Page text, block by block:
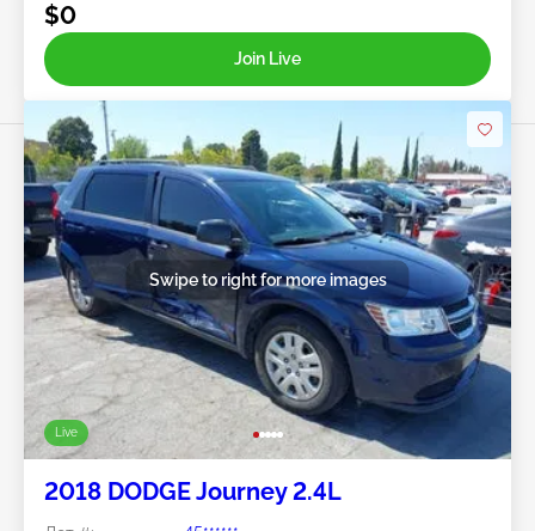
$0
Join Live
Live
Swipe to right for more images
2018 DODGE Journey 2.4L